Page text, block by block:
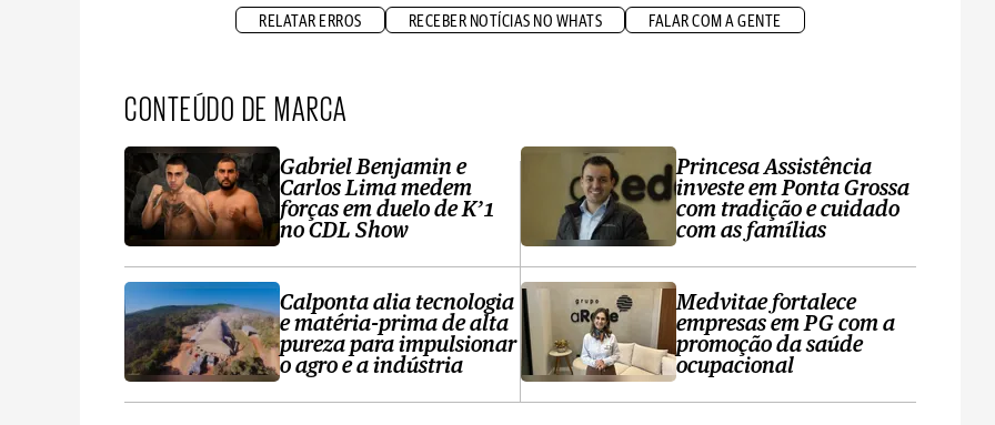
RELATAR ERROS RECEBER NOTÍCIAS NO WHATS FALAR COM A GENTE
CONTEÚDO DE MARCA
Gabriel Benjamin e
Carlos Lima medem
forças em duelo de K’1
no CDL Show
Calponta alia tecnologia
e matéria-prima de alta
pureza para impulsionar
o agro e a indústria
Princesa Assistência
investe em Ponta Grossa
com tradição e cuidado
com as famílias
Medvitae fortalece
empresas em PG com a
promoção da saúde
ocupacional